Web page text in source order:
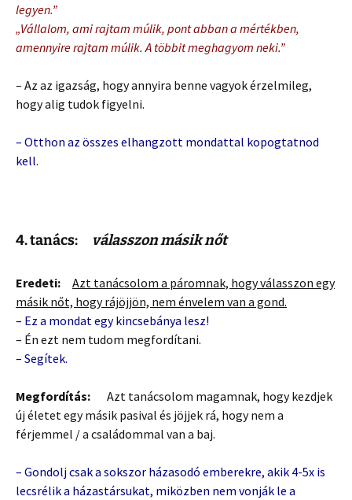
legyen.”
„Vállalom, ami rajtam múlik, pont abban a mértékben,
amennyire rajtam múlik. A többit meghagyom neki.”
– Az az igazság, hogy annyira benne vagyok érzelmileg,
hogy alig tudok figyelni.
– Otthon az összes elhangzott mondattal kopogtatnod
kell.
4. tanács: válasszon másik nőt
Eredeti:
Azt tanácsolom a páromnak, hogy válasszon egy
másik nőt, hogy rájöjjön, nem énvelem van a gond.
– Ez a mondat egy kincsebánya lesz!
– Én ezt nem tudom megfordítani.
– Segítek.
Megfordítás:
Azt tanácsolom magamnak, hogy kezdjek
új életet egy másik pasival és jöjjek rá, hogy nem a
férjemmel / a családommal van a baj.
– Gondolj csak a sokszor házasodó emberekre, akik 4-5x is
lecsrélik a házastársukat, miközben nem vonják le a